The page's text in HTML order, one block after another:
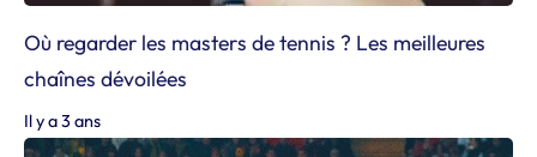
Où regarder les masters de tennis ? Les meilleures
chaînes dévoilées
Il y a 3 ans